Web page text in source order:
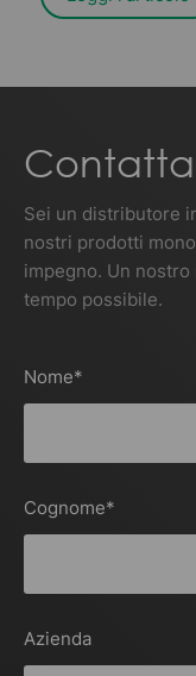
Sei un distributore
nostri prodotti
impegno. Un
tempo possibile.
Nome*
Cognome*
Azienda